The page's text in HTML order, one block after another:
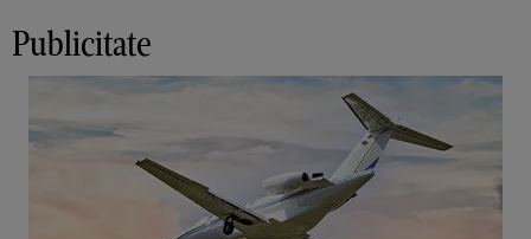
Publicitate